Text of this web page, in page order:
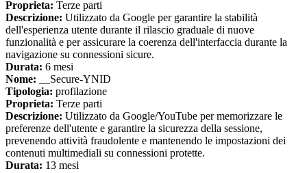
Proprieta: Terze parti
Descrizione: Utilizzato da Google per garantire la stabilità
dell'esperienza utente durante il rilascio graduale di nuove
funzionalità e per assicurare la coerenza dell'interfaccia durante la
navigazione su connessioni sicure.
Durata: 6 mesi
Nome: __Secure-YNID
Tipologia: profilazione
Proprieta: Terze parti
Descrizione: Utilizzato da Google/YouTube per memorizzare le
preferenze dell'utente e garantire la sicurezza della sessione,
prevenendo attività fraudolente e mantenendo le impostazioni dei
contenuti multimediali su connessioni protette.
Durata: 13 mesi